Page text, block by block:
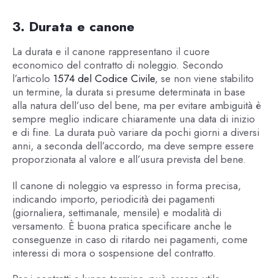
3. Durata e canone
La durata e il canone rappresentano il cuore
economico del contratto di noleggio. Secondo
l’articolo 1574 del Codice Civile, se non viene stabilito
un termine, la durata si presume determinata in base
alla natura dell’uso del bene, ma per evitare ambiguità è
sempre meglio indicare chiaramente una data di inizio
e di fine. La durata può variare da pochi giorni a diversi
anni, a seconda dell’accordo, ma deve sempre essere
proporzionata al valore e all’usura prevista del bene.
Il canone di noleggio va espresso in forma precisa,
indicando importo, periodicità dei pagamenti
(giornaliera, settimanale, mensile) e modalità di
versamento. È buona pratica specificare anche le
conseguenze in caso di ritardo nei pagamenti, come
interessi di mora o sospensione del contratto.